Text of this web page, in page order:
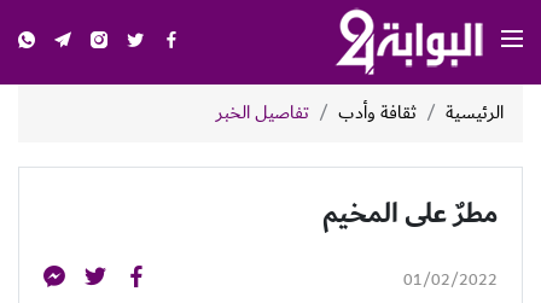
الرئيسية ثقافة وأدب تفاصيل الخبر
مطرٌ على المخيم
01/02/2022